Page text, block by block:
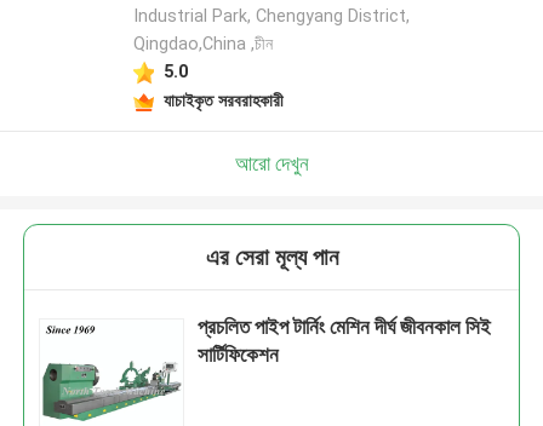
Industrial Park, Chengyang District,
Qingdao,China ,চীন
5.0
যাচাইকৃত সরবরাহকারী
আরো দেখুন
এর সেরা মূল্য পান
প্রচলিত পাইপ টার্নিং মেশিন দীর্ঘ জীবনকাল সিই
সার্টিফিকেশন